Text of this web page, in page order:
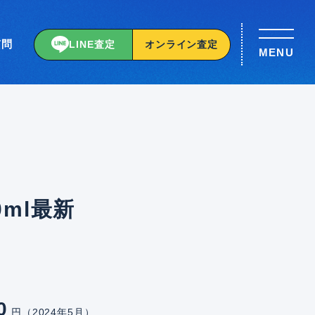
LINE査定 オンライン査定
MENU
最新
円（2024年5月）